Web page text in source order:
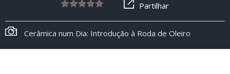
Partilhar
Cerâmica num Dia: Introdução à Roda de Oleiro